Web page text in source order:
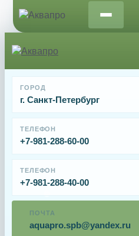
содержимому
ГОРОД
г. Санкт-Петербург
ТЕЛЕФОН
+7-981-288-60-00
ТЕЛЕФОН
+7-981-288-40-00
ПОЧТА
aquapro.spb@yandex.ru
насосов
/ Крыльчатка насоса
От6086